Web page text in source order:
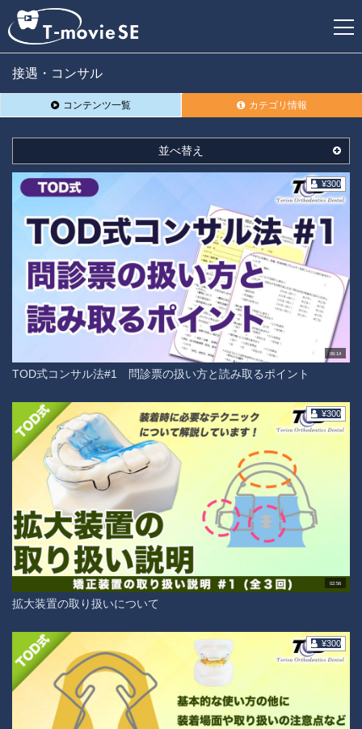
新
接遇・コンサル
コンテンツ一覧 カテゴリ情報
並べ替え
06:14
TOD式コンサル法#1 問診票の扱い方と読み取るポイント
¥300
02:56
拡大装置の取り扱いについて
¥300
¥300